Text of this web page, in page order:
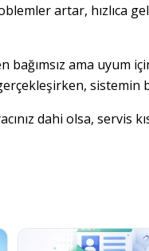
artar, hızlıca
ama uyum
dahi olsa, servis